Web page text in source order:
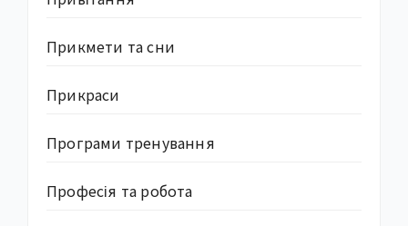
Прикмети та сни
Прикраси
Програми тренування
Професія та робота